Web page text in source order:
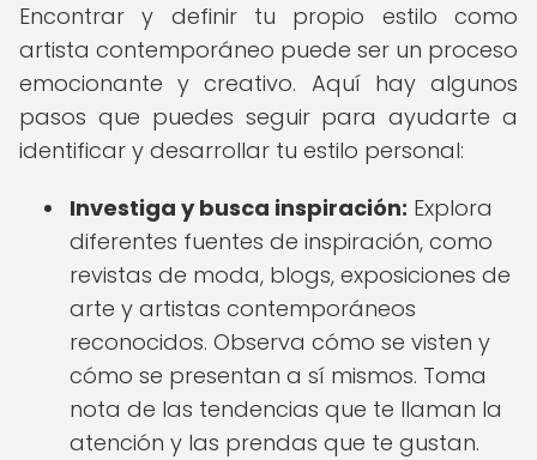
Encontrar y definir tu propio estilo como
artista contemporáneo puede ser un proceso
emocionante y creativo. Aquí hay algunos
pasos que puedes seguir para ayudarte a
identificar y desarrollar tu estilo personal:
Investiga y busca inspiración: Explora
diferentes fuentes de inspiración, como
revistas de moda, blogs, exposiciones de
arte y artistas contemporáneos
reconocidos. Observa cómo se visten y
cómo se presentan a sí mismos. Toma
nota de las tendencias que te llaman la
atención y las prendas que te gustan.